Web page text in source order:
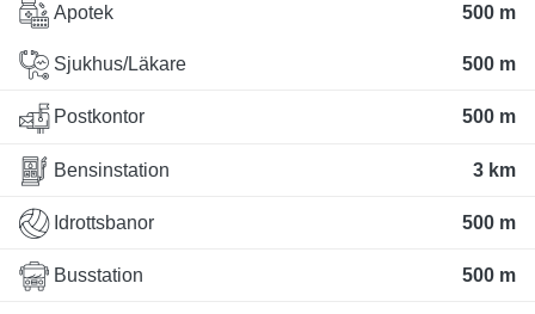
Apotek 500 m
Sjukhus/Läkare 500 m
Postkontor 500 m
Bensinstation 3 km
Idrottsbanor 500 m
Busstation 500 m